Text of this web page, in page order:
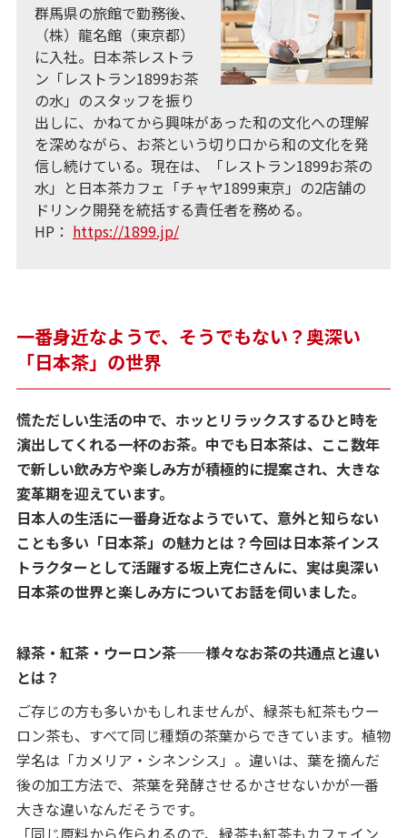
群馬県の旅館で勤務後、
（株）龍名館（東京都）
に入社。日本茶レストラ
ン「レストラン1899お茶
の水」のスタッフを振り
出しに、かねてから興味があった和の文化への理解
を深めながら、お茶という切り口から和の文化を発
信し続けている。現在は、「レストラン1899お茶の
水」と日本茶カフェ「チャヤ1899東京」の2店舗の
ドリンク開発を統括する責任者を務める。
HP： https://1899.jp/
一番身近なようで、そうでもない？奥深い
「日本茶」の世界
慌ただしい生活の中で、ホッとリラックスするひと時を
演出してくれる一杯のお茶。中でも日本茶は、ここ数年
で新しい飲み方や楽しみ方が積極的に提案され、大きな
変革期を迎えています。
日本人の生活に一番身近なようでいて、意外と知らない
ことも多い「日本茶」の魅力とは？今回は日本茶インス
トラクターとして活躍する坂上克仁さんに、実は奥深い
日本茶の世界と楽しみ方についてお話を伺いました。
緑茶・紅茶・ウーロン茶──様々なお茶の共通点と違い
とは？
ご存じの方も多いかもしれませんが、緑茶も紅茶もウー
ロン茶も、すべて同じ種類の茶葉からできています。植物
学名は「カメリア・シネンシス」。違いは、葉を摘んだ
後の加工方法で、茶葉を発酵させるかさせないかが一番
大きな違いなんだそうです。
「同じ原料から作られるので、緑茶も紅茶もカフェイン